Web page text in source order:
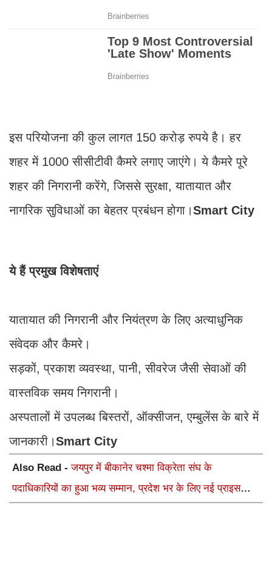
इस परियोजना की कुल लागत 150 करोड़ रुपये है। हर
शहर में 1000 सीसीटीवी कैमरे लगाए जाएंगे। ये कैमरे पूरे
शहर की निगरानी करेंगे, जिससे सुरक्षा, यातायात और
नागरिक सुविधाओं का बेहतर प्रबंधन होगा।Smart City
ये हैं प्रमुख विशेषताएं
यातायात की निगरानी और नियंत्रण के लिए अत्याधुनिक
संवेदक और कैमरे।
सड़कों, प्रकाश व्यवस्था, पानी, सीवरेज जैसी सेवाओं की
वास्तविक समय निगरानी।
अस्पतालों में उपलब्ध बिस्तरों, ऑक्सीजन, एम्बुलेंस के बारे में
जानकारी।Smart City
Also Read -जयपुर में बीकानेर चश्मा विक्रेता संघ के
पदाधिकारियों का हुआ भव्य सम्मान, प्रदेश भर के लिए नई प्राइस